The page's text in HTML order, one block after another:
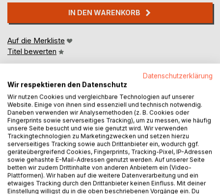
IN DEN WARENKORB
Auf die Merkliste
Titel bewerten
BESCHREIBUNG
Bereiten Sie zu, was vor Ihrer Haustür wächst: Dieses
Kochbuch geht mit Ihnen diesen Weg, und zwar vom Feld
bis auf den Teller. Fünfzig leicht verständliche Rezepte
zeigen Ihnen, wie Sie Geschmäcker zaubern. So erfreuen
Datenschutzerklärung
Wir respektieren den Datenschutz
Wir nutzen Cookies und vergleichbare Technologien auf unserer
Website. Einige von ihnen sind essenziell und technisch notwendig.
Daneben verwenden wir Analysemethoden (z. B. Cookies oder
Fingerprints sowie serverseitiges Tracking), um zu messen, wie häufig
unsere Seite besucht und wie sie genutzt wird. Wir verwenden
Trackingtechnologien zu Marketingzwecken und setzen hierzu
serverseitiges Tracking sowie auch Drittanbieter ein, wodurch ggf.
geräteübergreifend Cookies, Fingerprints, Tracking-Pixel, IP-Adressen
sowie gehashte E-Mail-Adressen genutzt werden. Auf unserer Seite
betten wir zudem Drittinhalte von anderen Anbietern ein (Video-
Plattformen). Wir haben auf die weitere Datenverarbeitung und ein
etwaiges Tracking durch den Drittanbieter keinen Einfluss. Mit deiner
Einstellung willigst du in die oben beschriebenen Vorgänge ein. Du